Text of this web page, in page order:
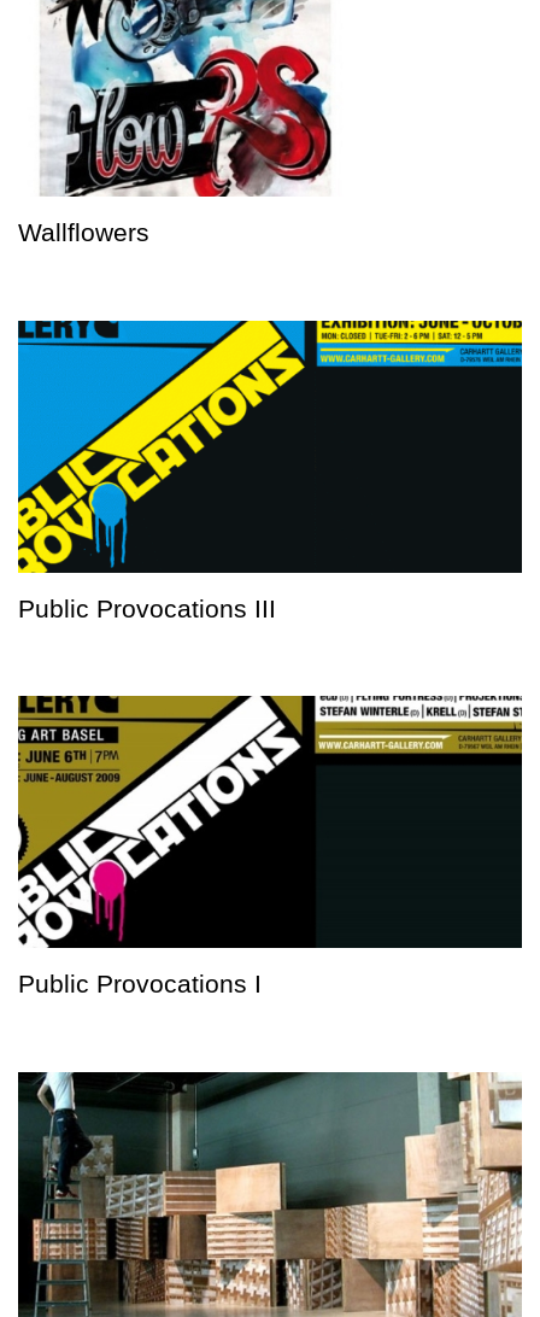
Wallflowers
Public Provocations III
Public Provocations I